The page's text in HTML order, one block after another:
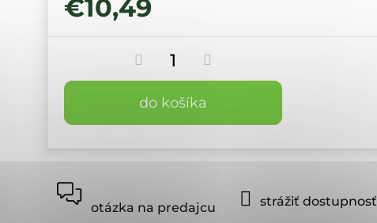
€10,49
do košíka
otázka na predajcu strážiť dostupnosť